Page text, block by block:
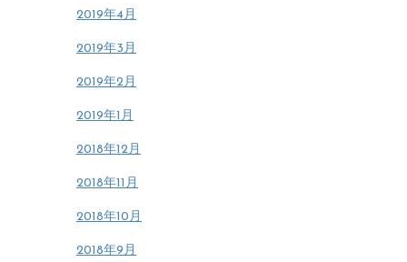
2019年4月
2019年3月
2019年2月
2019年1月
2018年12月
2018年11月
2018年10月
2018年9月